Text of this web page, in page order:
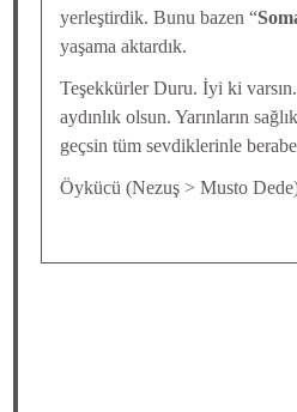
yerleştirdik. Bunu bazen “
yaşama aktardık.
Teşekkürler Duru. İyi ki
aydınlık olsun. Yarınların
geçsin tüm sevdiklerinle
Öykücü (Nezuş > Musto